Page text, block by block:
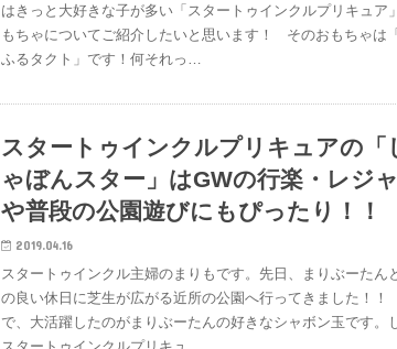
はきっと大好きな子が多い「スタートゥインクルプリキュア
もちゃについてご紹介したいと思います！ そのおもちゃは
ふるタクト」です！何それっ…
スタートゥインクルプリキュアの「
ゃぼんスター」はGWの行楽・レジ
や普段の公園遊びにもぴったり！！
2019.04.16
スタートゥインクル主婦のまりもです。先日、まりぶーたん
の良い休日に芝生が広がる近所の公園へ行ってきました！！
で、大活躍したのがまりぶーたんの好きなシャボン玉です。